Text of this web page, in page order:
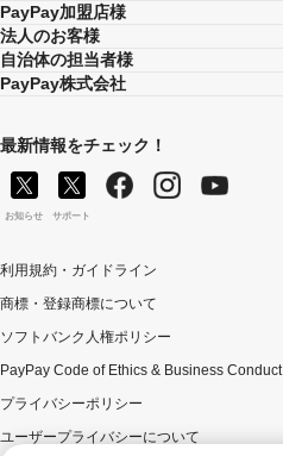
PayPay加盟店様
法人のお客様
自治体の担当者様
PayPay株式会社
最新情報をチェック！
お知らせ サポート
利用規約・ガイドライン
商標・登録商標について
ソフトバンク人権ポリシー
PayPay Code of Ethics & Business Conduct
プライバシーポリシー
ユーザープライバシーについて